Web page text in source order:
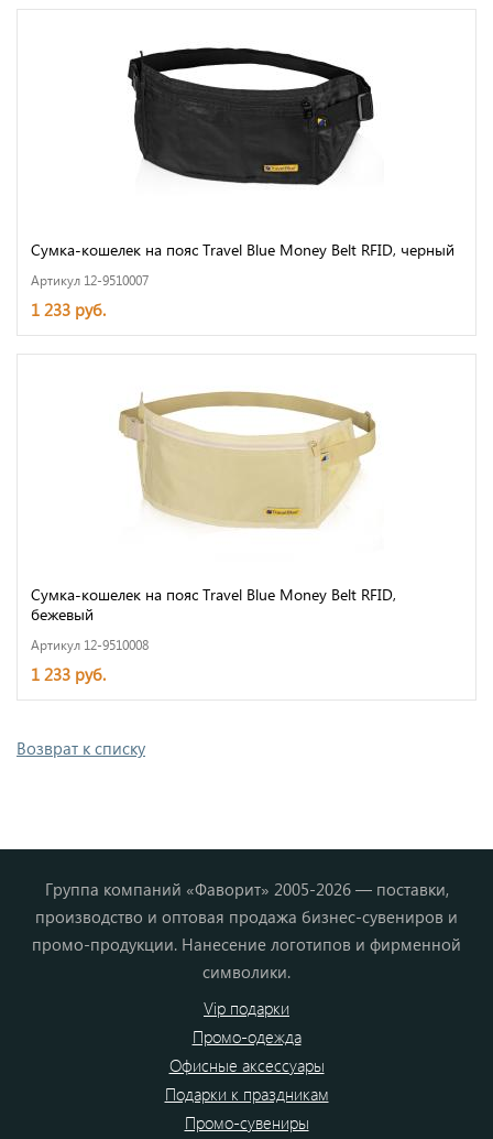
Сумка-кошелек на пояс Travel Blue Money Belt RFID, черный
Артикул 12-9510007
1 233 руб.
Сумка-кошелек на пояс Travel Blue Money Belt RFID,
бежевый
Артикул 12-9510008
1 233 руб.
Возврат к списку
Группа компаний «Фаворит» 2005-2026 — поставки,
производство и оптовая продажа бизнес-сувениров и
промо-продукции. Нанесение логотипов и фирменной
символики.
Vip подарки
Промо-одежда
Офисные аксессуары
Подарки к праздникам
Промо-сувениры